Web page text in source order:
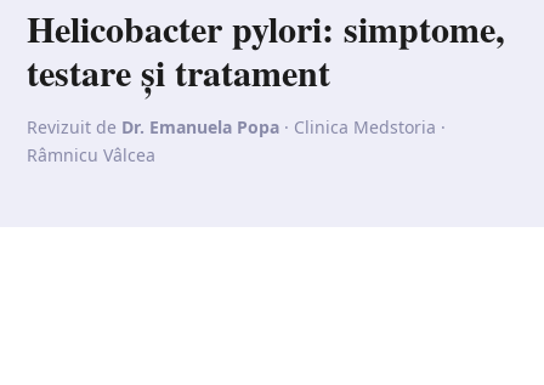
Helicobacter pylori: simptome,
testare și tratament
Revizuit de Dr. Emanuela Popa · Clinica Medstoria ·
Râmnicu Vâlcea